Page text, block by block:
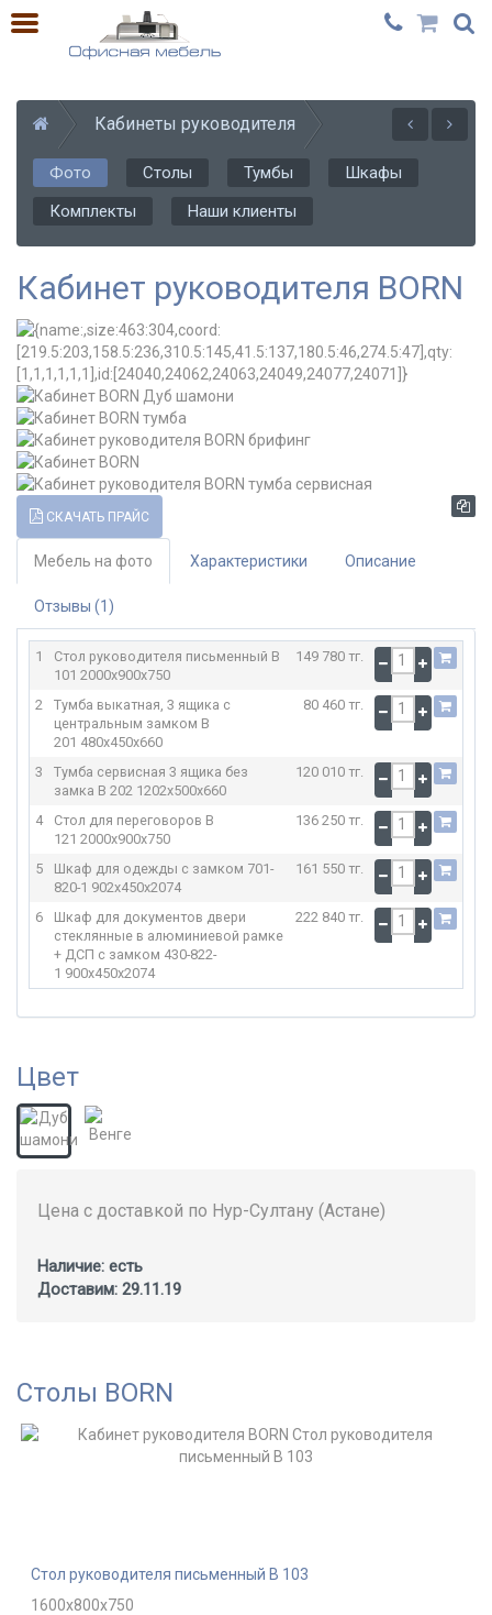
Кабинеты руководителя
Фото Столы Тумбы
Шкафы
Комплекты
Наши клиенты
Кабинет руководителя BORN
СКАЧАТЬ ПРАЙС
Мебель на фото Характеристики Описание
Отзывы (1)
1
Стол руководителя письменный В
101 2000x900x750
149 780 тг.
2
Тумба выкатная, 3 ящика с
центральным замком В
201 480x450x660
80 460 тг.
3
Тумба сервисная 3 ящика без
замка В 202 1202x500x660
120 010 тг.
4
Стол для переговоров В
121 2000x900x750
136 250 тг.
5
Шкаф для одежды с замком 701-
820-1 902x450x2074
161 550 тг.
6
Шкаф для документов двери
стеклянные в алюминиевой рамке
+ ДСП с замком 430-822-
1 900x450x2074
222 840 тг.
Цвет
Цена с доставкой по Нур-Султану (Астане)
Наличие: есть
Доставим: 29.11.19
Столы BORN
Стол руководителя письменный В 103
1600x800x750